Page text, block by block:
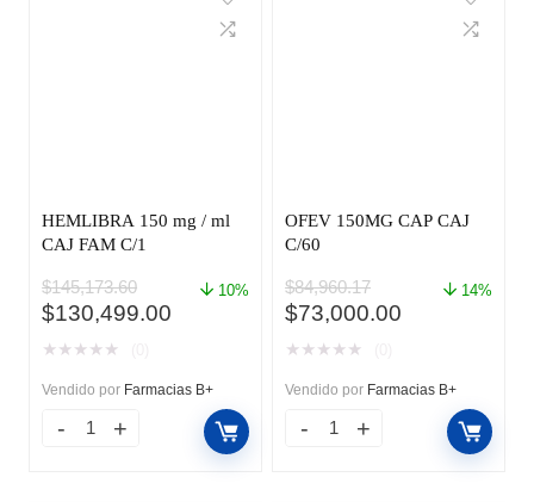
HEMLIBRA 150 mg / ml
CAJ FAM C/1
$145,173.60
El
precio
era:
$145,173.60.
$130,499.00
es:
$130,499.00.
10%
★ ★ ★ ★ ★
Vendido por Farmacias B+
OFEV 150MG CAP CAJ
C/60
$84,960.17
El
precio
era:
$84,960.17.
$73,000.00
es:
$73,000.00.
14%
★ ★ ★ ★ ★
Vendido por Farmacias B+